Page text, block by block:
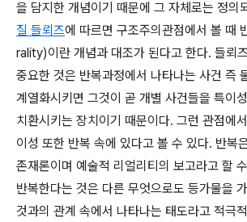
을 담지한 개념이기 때문에 그 자체로는 정의
질 들뢰즈에 따르면 구조주의관점에서 볼 때
rality)이란 개념과 대조가 된다고 한다. 들뢰
중요한 것은 반복과정에서 나타나는 사건 즉
계열화시키면 그것이 곧 개별 사건들을 특이
치환시키는 장치이기 때문이다. 그런 관점에
이성 또한 반복 속에 있다고 볼 수 있다. 반복
존재론이며 예술적 리얼리티의 보고라고 할
반복한다는 것은 다른 무엇으로도 등가물을
것과의 관계 속에서 나타나는 태도라고 적극